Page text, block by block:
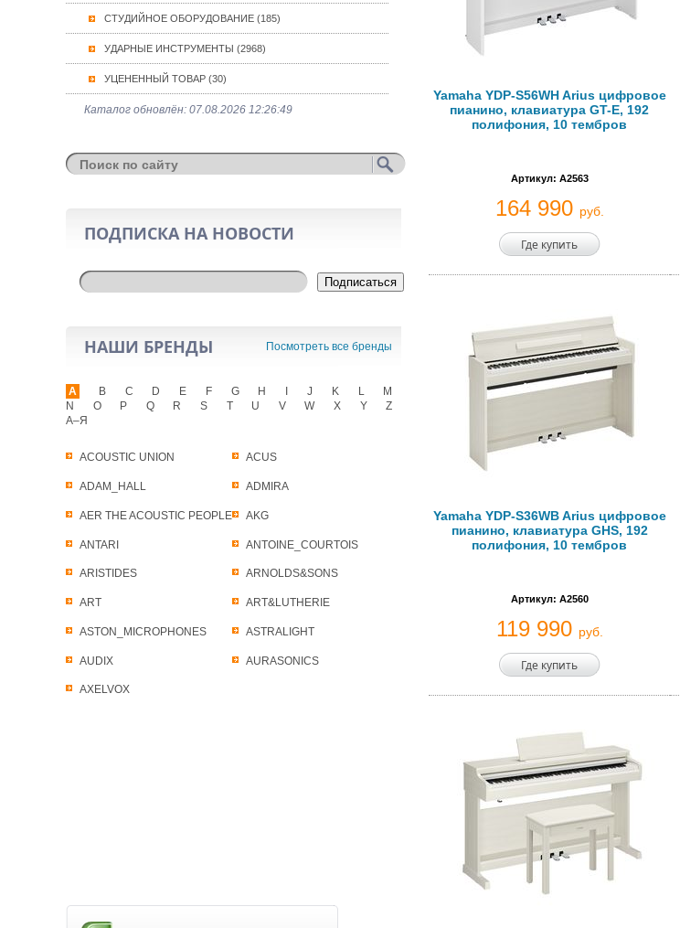
СТУДИЙНОЕ ОБОРУДОВАНИЕ (185)
УДАРНЫЕ ИНСТРУМЕНТЫ (2968)
УЦЕНЕННЫЙ ТОВАР (30)
Каталог обновлён: 07.08.2026 12:26:49
ПОДПИСКА НА НОВОСТИ
Подписаться
НАШИ БРЕНДЫ Посмотреть все бренды
A
ACOUSTIC UNION ACUS
ADAM_HALL ADMIRA
AER THE ACOUSTIC PEOPLE AKG
ANTARI ANTOINE_COURTOIS
ARISTIDES ARNOLDS&SONS
ART ART&LUTHERIE
ASTON_MICROPHONES ASTRALIGHT
AUDIX AURASONICS
AXELVOX
B C D E F G H J K L
M
N
O P Q R S T U V W X Y
Z
А–Я
Yamaha YDP-S56WH Arius цифровое
пианино, клавиатура GT-E, 192
полифония, 10 тембров
Артикул: A2563
164 990 руб.
Где купить
Yamaha YDP-S36WB Arius цифровое
пианино, клавиатура GHS, 192
полифония, 10 тембров
Артикул: A2560
119 990 руб.
Где купить